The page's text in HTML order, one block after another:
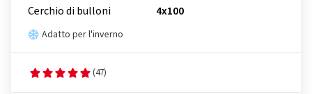
Cerchio di bulloni
4x100
Adatto per l'inverno
(47)